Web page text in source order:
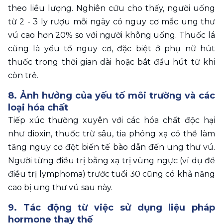
theo liều lượng. Nghiên cứu cho thấy, người uống
từ 2 - 3 ly rượu mỗi ngày có nguy cơ mắc ung thư
vú cao hơn 20% so với người không uống. Thuốc lá
cũng là yếu tố nguy cơ, đặc biệt ở phụ nữ hút
thuốc trong thời gian dài hoặc bắt đầu hút từ khi
còn trẻ.
8. Ảnh hưởng của yếu tố môi trường và các
loại hóa chất
Tiếp xúc thường xuyên với các hóa chất độc hại
như dioxin, thuốc trừ sâu, tia phóng xạ có thể làm
tăng nguy cơ đột biến tế bào dẫn đến ung thư vú.
Người từng điều trị bằng xạ trị vùng ngực (ví dụ để
điều trị lymphoma) trước tuổi 30 cũng có khả năng
cao bị ung thư vú sau này.
9. Tác động từ việc sử dụng liệu pháp
hormone thay thế